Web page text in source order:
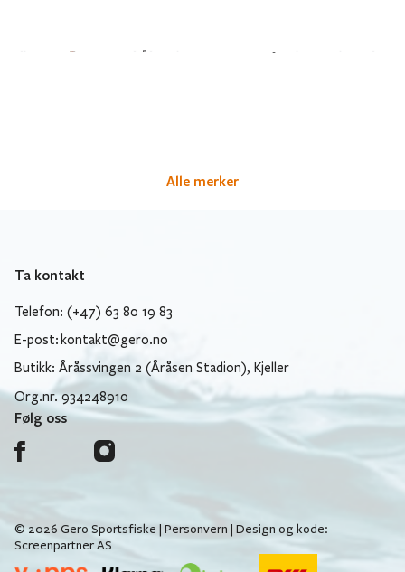
Alle merker
Ta kontakt
Telefon: (+47) 63 80 19 83
E-post: kontakt@gero.no
Butikk: Åråssvingen 2 (Åråsen Stadion), Kjeller
Org.nr. 934248910
Følg oss
© 2026 Gero Sportsfiske | Personvern | Design og kode:
Screenpartner AS